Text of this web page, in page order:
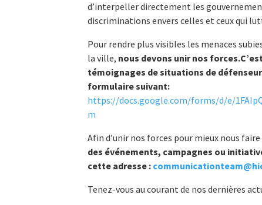
d’interpeller directement les
discriminations envers celles et ceux qui
Pour rendre plus visibles les menaces
la ville, nous devons unir nos
témoignages de situations de
formulaire suivant:
https://docs.google.com/forms/d/e/
m
Afin d’unir nos forces pour mieux nous
des événements, campagnes ou
cette adresse :
Tenez-vous au courant de nos dernières